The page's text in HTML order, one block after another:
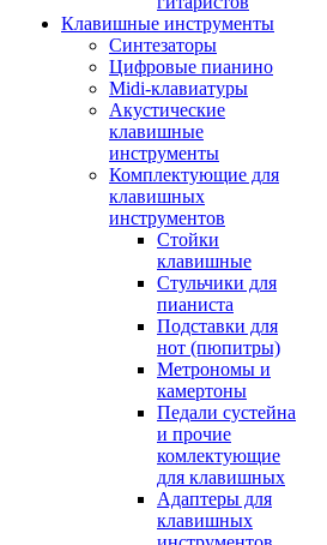
Клавишные инструменты
Синтезаторы
Цифровые пианино
Midi-клавиатуры
Акустические
клавишные
инструменты
Комплектующие для
клавишных
инструментов
Стойки
клавишные
Стульчики для
пианиста
Подставки для
нот (пюпитры)
Метрономы и
камертоны
Педали сустейна
и прочие
комлектующие
для клавишных
Адаптеры для
клавишных